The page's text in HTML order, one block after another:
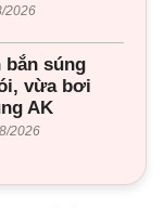
2026
bắn súng
vừa bơi
AK
2026